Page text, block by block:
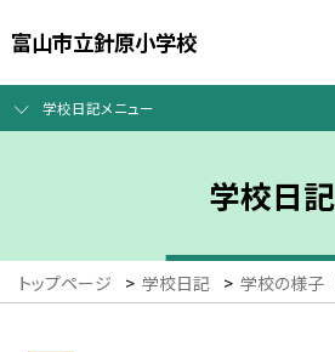
富山市立針原小学校
学校日記メニュー
学校日記
トップページ > 学校日記 > 学校の様子